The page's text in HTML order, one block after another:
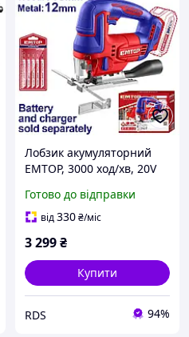
Лобзик акумуляторний
EMTOP, 3000 ход/хв, 20V
(ELGS201008)
Готово до відправки
від330₴/міс
3 299₴
Купити
RDS 94%